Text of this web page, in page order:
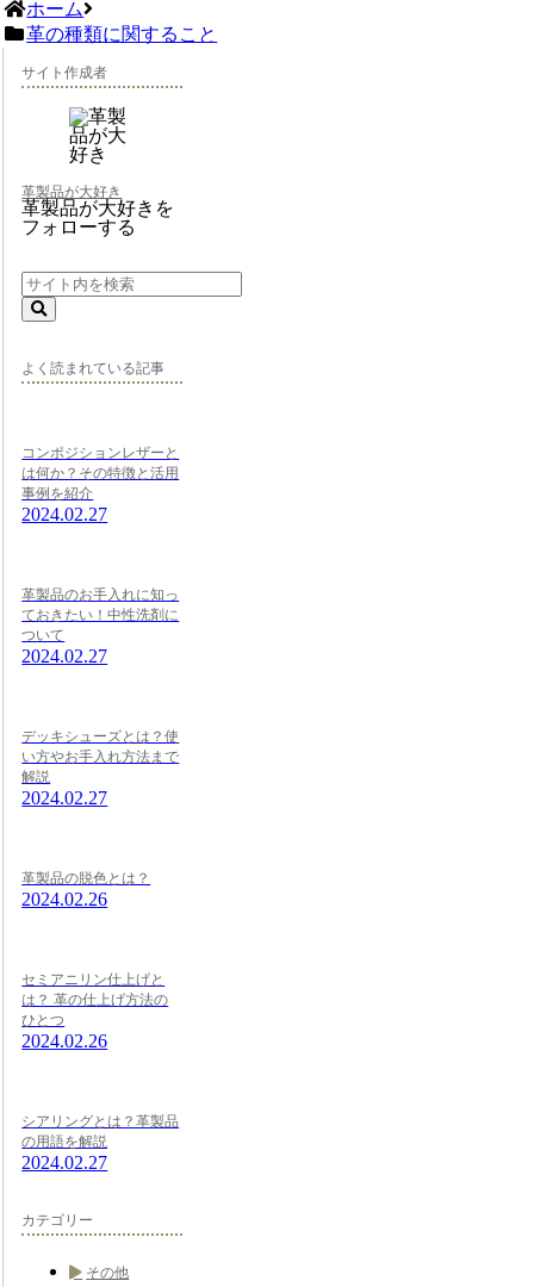
ホーム
革の種類に関すること
サイト作成者
革製品が大好き
革製品が大好きを
フォローする
よく読まれている記事
コンポジションレザーと
は何か？その特徴と活用
事例を紹介
2024.02.27
革製品のお手入れに知っ
ておきたい！中性洗剤に
ついて
2024.02.27
デッキシューズとは？使
い方やお手入れ方法まで
解説
2024.02.27
革製品の脱色とは？
2024.02.26
セミアニリン仕上げと
は？ 革の仕上げ方法の
ひとつ
2024.02.26
シアリングとは？革製品
の用語を解説
2024.02.27
カテゴリー
その他